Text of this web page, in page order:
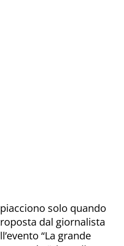
solo quando
dal giornalista
“La grande